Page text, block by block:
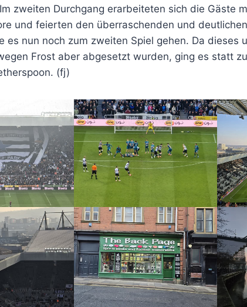
zweiten Durchgang erarbeiteten sich die Gäste
und feierten den überraschenden und
es nun noch zum zweiten Spiel gehen. Da dieses
Frost aber abgesetzt wurden, ging es statt
(fj)